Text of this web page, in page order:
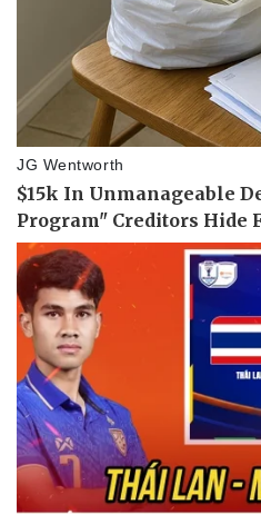
Pháp luật
Vụ án
Tin nóng
Tư vấn luật